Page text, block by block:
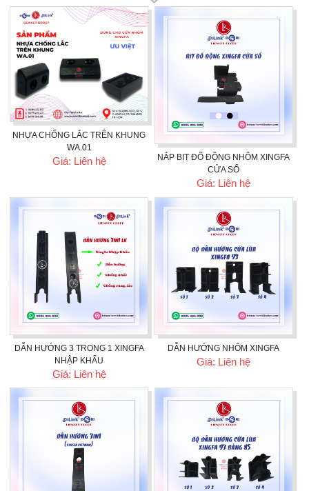
NHỰA CHỐNG LẮC TRÊN KHUNG
WA.01
Giá: Liên hệ
NẮP BỊT ĐỐ ĐỘNG NHÔM XINGFA
CỬA SỔ
Giá: Liên hệ
DẪN HƯỚNG 3 TRONG 1 XINGFA
NHẬP KHẨU
Giá: Liên hệ
DẪN HƯỚNG NHÔM XINGFA
Giá: Liên hệ